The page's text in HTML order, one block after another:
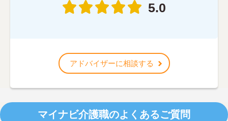
5.0
アドバイザーに相談する
マイナビ介護職のよくあるご質問